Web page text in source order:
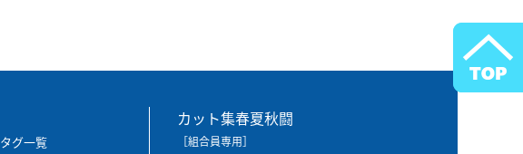
タグ一覧
カット集春夏秋闘
［組合員専用］